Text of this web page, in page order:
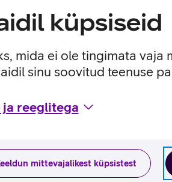
küpsiseid
mida ei ole tingimata vaja
sinu soovitud teenuse
reeglitega
mittevajalikest küpsistest
eemaldamise lihtsaks.
kodulehel